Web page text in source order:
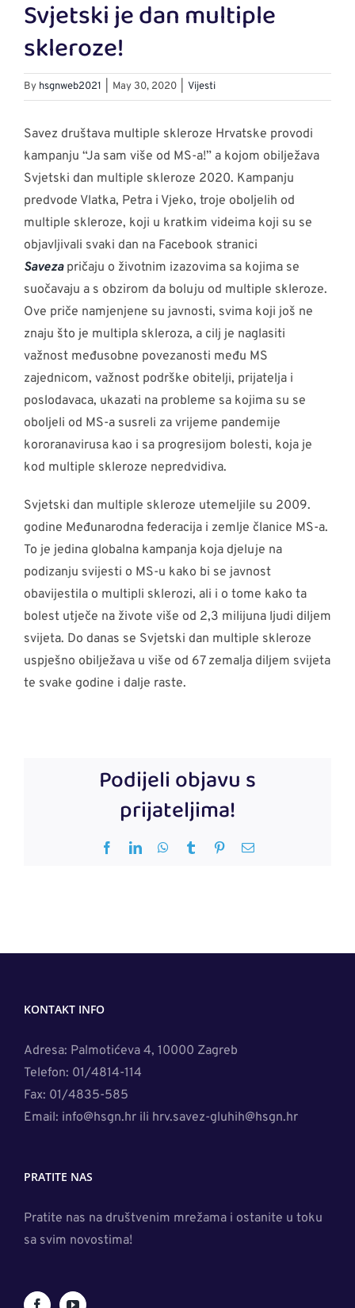
Larger
Image
Svjetski je dan multiple
skleroze!
By hsgnweb2021 May 30, 2020 Vijesti
Savez društava multiple skleroze Hrvatske provodi
kampanju “Ja sam više od MS-a!” a kojom obilježava
Svjetski dan multiple skleroze 2020. Kampanju
predvode Vlatka, Petra i Vjeko, troje oboljelih od
multiple skleroze, koji u kratkim videima koji su se
objavljivali svaki dan na Facebook stranici
Saveza pričaju o životnim izazovima sa kojima se
suočavaju a s obzirom da boluju od multiple skleroze.
Ove priče namjenjene su javnosti, svima koji još ne
znaju što je multipla skleroza, a cilj je naglasiti
važnost međusobne povezanosti među MS
zajednicom, važnost podrške obitelji, prijatelja i
poslodavaca, ukazati na probleme sa kojima su se
oboljeli od MS-a susreli za vrijeme pandemije
kororanavirusa kao i sa progresijom bolesti, koja je
kod multiple skleroze nepredvidiva.
Svjetski dan multiple skleroze utemeljile su 2009.
godine Međunarodna federacija i zemlje članice MS-a.
To je jedina globalna kampanja koja djeluje na
podizanju svijesti o MS-u kako bi se javnost
obavijestila o multipli sklerozi, ali i o tome kako ta
bolest utječe na živote više od 2,3 milijuna ljudi diljem
svijeta. Do danas se Svjetski dan multiple skleroze
uspješno obilježava u više od 67 zemalja diljem svijeta
te svake godine i dalje raste.
Podijeli objavu s
prijateljima!
FacebookLinkedInWhatsApp
Tumblr PinterestEmail
KONTAKT INFO
Adresa: Palmotićeva 4, 10000 Zagreb
Telefon: 01/4814-114
Fax: 01/4835-585
Email: info@hsgn.hr ili hrv.savez-gluhih@hsgn.hr
PRATITE NAS
Pratite nas na društvenim mrežama i ostanite u toku
sa svim novostima!